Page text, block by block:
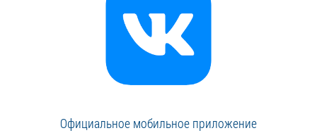
Официальное мобильное приложение